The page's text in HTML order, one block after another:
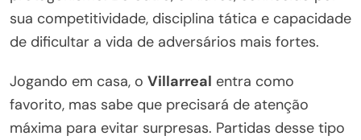
sua competitividade, disciplina tática e capacidade
de dificultar a vida de adversários mais fortes.
Jogando em casa, o Villarreal entra como
favorito, mas sabe que precisará de atenção
máxima para evitar surpresas. Partidas desse tipo